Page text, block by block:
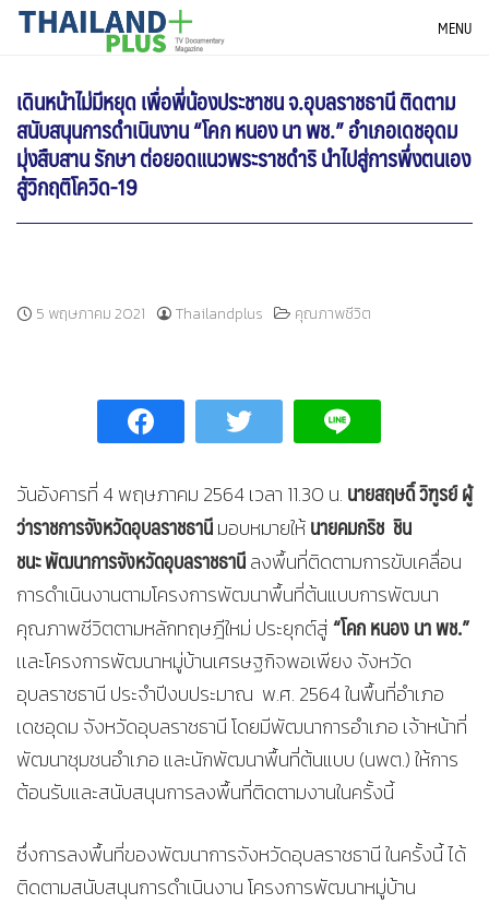
SkipTHAILANDPLUS NEWS MENU
เดินหน้าไม่มีหยุด เพื่อพี่น้องประชาชน จ.อุบลราชธานี ติดตาม
สนับสนุนการดำเนินงาน “โคก หนอง นา พช.” อำเภอเดชอุดม
มุ่งสืบสาน รักษา ต่อยอดแนวพระราชดำริ นำไปสู่การพึ่งตนเอง
สู้วิกฤติโควิด-19
5 พฤษภาคม 2021 Thailandplus คุณภาพชีวิต
วันอังคารที่ 4 พฤษภาคม 2564 เวลา 11.30 น. นายสฤษดิ์ วิฑูรย์ ผู้
ว่าราชการจังหวัดอุบลราชธานีมอบหมายให้นายคมกริช ชิน
ชนะ พัฒนาการจังหวัดอุบลราชธานีลงพื้นที่ติดตามการขับเคลื่อน
การดำเนินงานตามโครงการพัฒนาพื้นที่ต้นแบบการพัฒนา
คุณภาพชีวิตตามหลักทฤษฎีใหม่ ประยุกต์สู่“โคก หนอง นา พช.”
เเละโครงการพัฒนาหมู่บ้านเศรษฐกิจพอเพียง จังหวัด
อุบลราชธานี ประจำปีงบประมาณ พ.ศ. 2564 ในพื้นที่อำเภอ
เดชอุดม จังหวัดอุบลราชธานี โดยมีพัฒนาการอำเภอ เจ้าหน้าที่
พัฒนาชุมชนอำเภอ และนักพัฒนาพื้นที่ต้นแบบ (นพต.) ให้การ
ต้อนรับและสนับสนุนการลงพื้นที่ติดตามงานในครั้งนี้
ซึ่งการลงพื้นที่ของพัฒนาการจังหวัดอุบลราชธานี ในครั้งนี้ ได้
ติดตามสนับสนุนการดำเนินงาน โครงการพัฒนาหมู่บ้าน